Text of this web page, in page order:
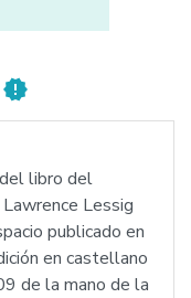
new_releases
libro del
Lessig
publicado en
en castellano
de la mano de la